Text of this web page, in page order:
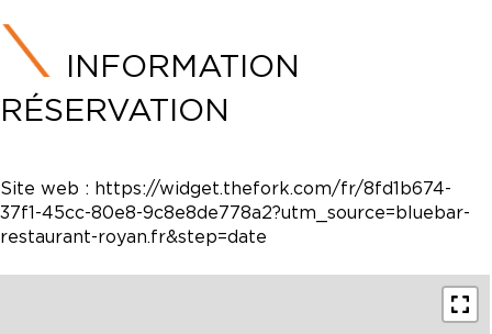
INFORMATION
RÉSERVATION
Site web : https://widget.thefork.com/fr/8fd1b674-
37f1-45cc-80e8-9c8e8de778a2?utm_source=bluebar-
restaurant-royan.fr&step=date